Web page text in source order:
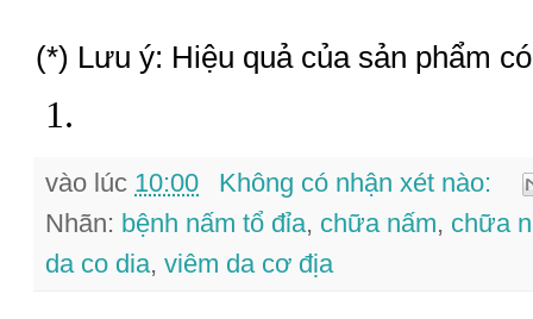
(*) Lưu ý: Hiệu quả của sản phẩm
vào lúc 10:00
Không có nhận xét nào:
Nhãn: bệnh nấm tổ đỉa, chữa nấm, chữa
da co dia, viêm da cơ địa